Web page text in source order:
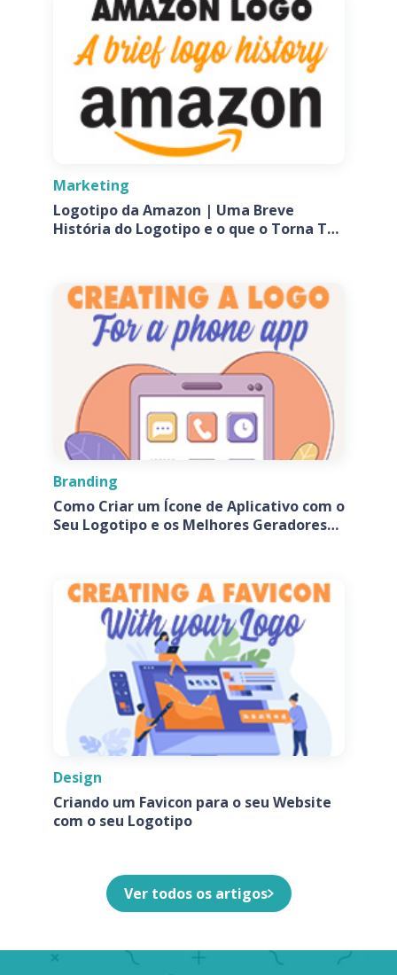
Marketing
Logotipo da Amazon | Uma Breve
História do Logotipo e o que o Torna Tão
Branding
Como Criar um Ícone de Aplicativo com o
Seu Logotipo e os Melhores Geradores
Design
Criando um Favicon para o seu Website
com o seu Logotipo
Ver todos os artigos